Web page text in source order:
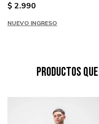
$ 2.990
NUEVO INGRESO
Productos